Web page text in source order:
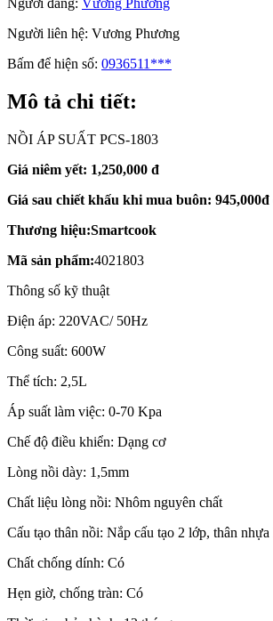
Người liên hệ: Vương Phương
Bấm để hiện số: 0936511***
Mô tả chi tiết:
NỒI ÁP SUẤT PCS-1803
Giá niêm yết: 1,250,000 đ
Giá sau chiết khấu khi mua buôn:
Thương hiệu:Smartcook
Mã sản phẩm:4021803
Thông số kỹ thuật
Điện áp: 220VAC/ 50Hz
Công suất: 600W
Thể tích: 2,5L
Áp suất làm việc: 0-70 Kpa
Chế độ điều khiển: Dạng cơ
Lòng nồi dày: 1,5mm
Chất liệu lòng nồi: Nhôm nguyên chất
Cấu tạo thân nồi: Nắp cấu tạo 2 lớp, thân
Chất chống dính: Có
Hẹn giờ, chống tràn: Có